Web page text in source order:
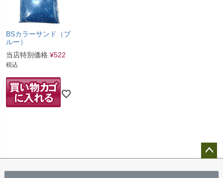
BSカラーサンド（ブ
ルー）
当店特別価格 ¥522
税込